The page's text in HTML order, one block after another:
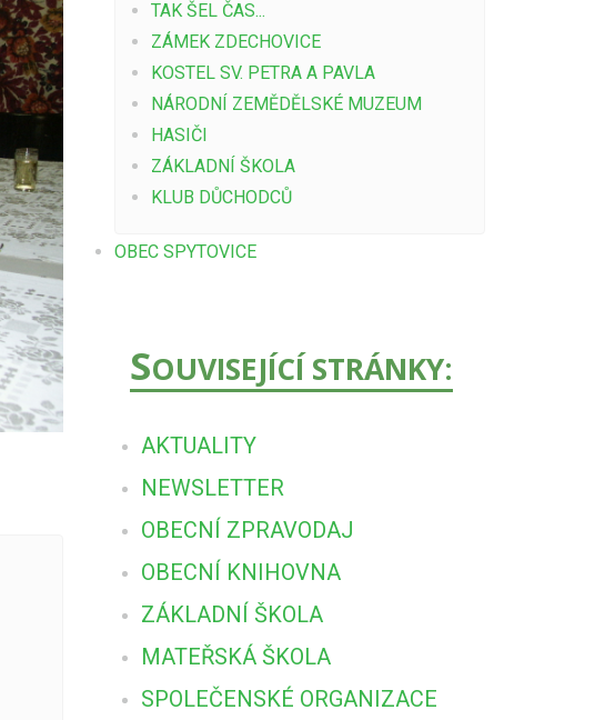
TAK ŠEL ČAS...
ZÁMEK ZDECHOVICE
KOSTEL SV. PETRA A PAVLA
NÁRODNÍ ZEMĚDĚLSKÉ MUZEUM
HASIČI
ZÁKLADNÍ ŠKOLA
KLUB DŮCHODCŮ
OBEC SPYTOVICE
SOUVISEJÍCÍ STRÁNKY:
AKTUALITY
NEWSLETTER
OBECNÍ ZPRAVODAJ
OBECNÍ KNIHOVNA
ZÁKLADNÍ ŠKOLA
MATEŘSKÁ ŠKOLA
SPOLEČENSKÉ ORGANIZACE